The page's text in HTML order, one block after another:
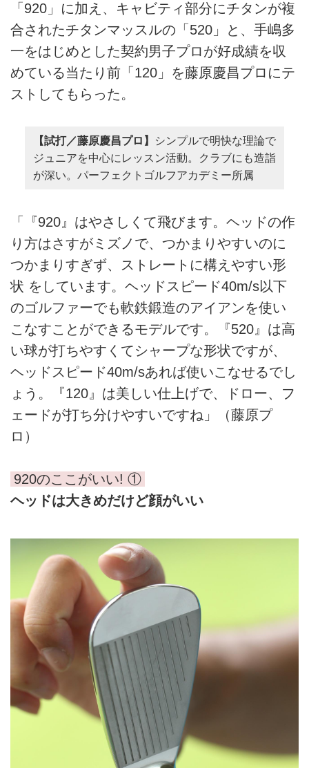
「920」に加え、キャビティ部分にチタンが複
合されたチタンマッスルの「520」と、手嶋多
一をはじめとした契約男子プロが好成績を収
めている当たり前「120」を藤原慶昌プロにテ
ストしてもらった。
【試打／藤原慶昌プロ】
シンプルで明快な理論で
ジュニアを中心にレッスン活動。クラブにも造詣
が深い。パーフェクトゴルフアカデミー所属
「『920』はやさしくて飛びます。ヘッドの作
り方はさすがミズノで、つかまりやすいのに
つかまりすぎず、ストレートに構えやすい形
状 をしています。ヘッドスピード40m/s以下
のゴルファーでも軟鉄鍛造のアイアンを使い
こなすことができるモデルです。『520』は高
い球が打ちやすくてシャープな形状ですが、
ヘッドスピード40m/sあれば使いこなせるでし
ょう。『120』は美しい仕上げで、ドロー、フ
ェードが打ち分けやすいですね」（藤原プ
ロ）
920のここがいい! ①
ヘッドは大きめだけど顔がいい